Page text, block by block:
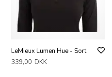
LeMieux Lumen Hue - Sort
339,00 DKK